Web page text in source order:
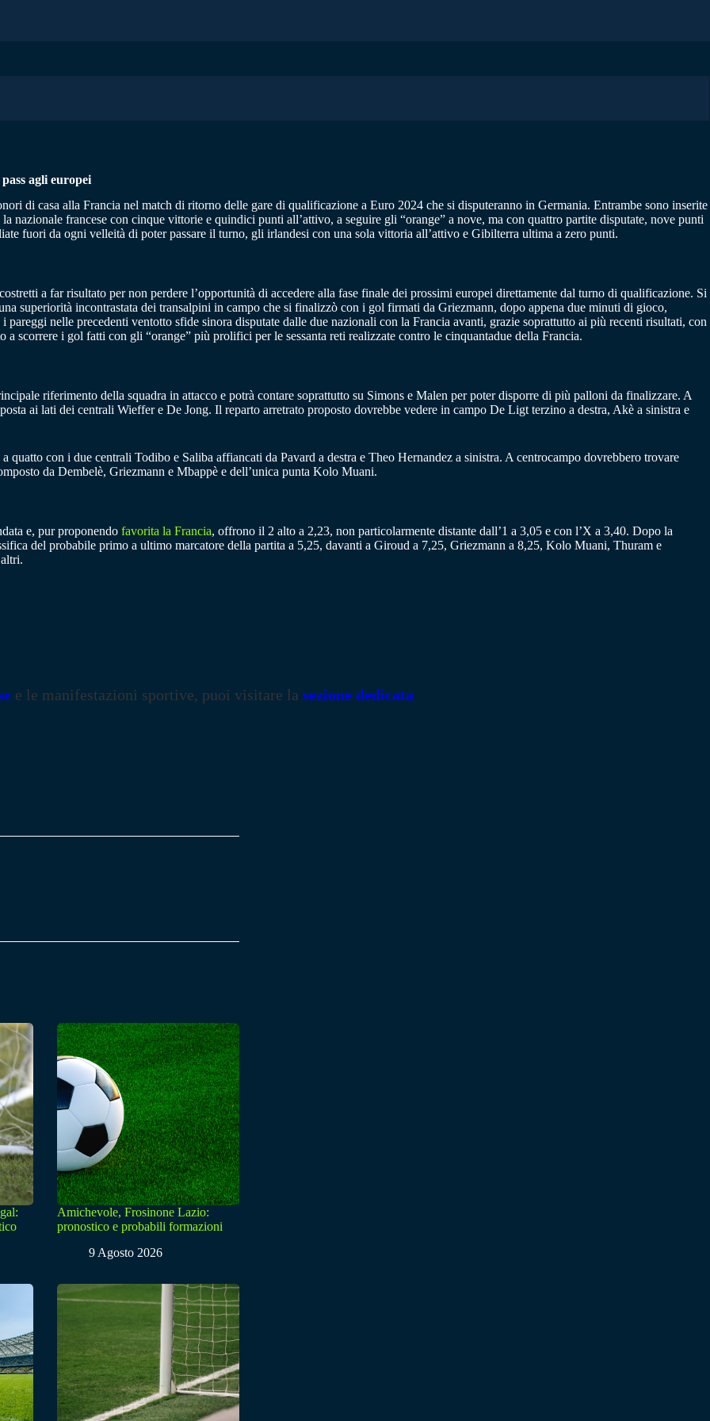
agli europei
di casa alla Francia nel match di ritorno delle gare di qualificazione a Euro 2024 che si disputeranno in Germania. Entrambe sono inserite
nazionale francese con cinque vittorie e quindici punti all’attivo, a seguire gli “orange” a nove, ma con quattro partite disputate, nove punti
fuori da ogni velleità di poter passare il turno, gli irlandesi con una sola vittoria all’attivo e Gibilterra ultima a zero punti.
a far risultato per non perdere l’opportunità di accedere alla fase finale dei prossimi europei direttamente dal turno di qualificazione. Si
superiorità incontrastata dei transalpini in campo che si finalizzò con i gol firmati da Griezmann, dopo appena due minuti di gioco,
pareggi nelle precedenti ventotto sfide sinora disputate dalle due nazionali con la Francia avanti, grazie soprattutto ai più recenti risultati, con
scorrere i gol fatti con gli “orange” più prolifici per le sessanta reti realizzate contro le cinquantadue della Francia.
riferimento della squadra in attacco e potrà contare soprattutto su Simons e Malen per poter disporre di più palloni da finalizzare. A
ai lati dei centrali Wieffer e De Jong. Il reparto arretrato proposto dovrebbe vedere in campo De Ligt terzino a destra, Akè a sinistra e
quatto con i due centrali Todibo e Saliba affiancati da Pavard a destra e Theo Hernandez a sinistra. A centrocampo dovrebbero trovare
da Dembelè, Griezmann e Mbappè e dell’unica punta Kolo Muani.
e, pur proponendo favorita la Francia, offrono il 2 alto a 2,23, non particolarmente distante dall’1 a 3,05 e con l’X a 3,40. Dopo la
del probabile primo a ultimo marcatore della partita a 5,25, davanti a Giroud a 7,25, Griezmann a 8,25, Kolo Muani, Thuram e
e le manifestazioni sportive, puoi visitare la sezione dedicata
Amichevole, Frosinone Lazio:
pronostico e probabili formazioni
9 Agosto 2026